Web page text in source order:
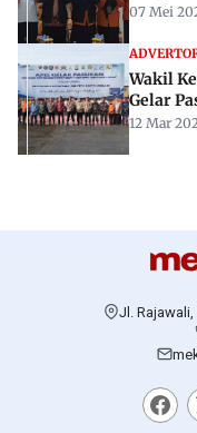
07 Mei
Wakil
Gelar
12 Mar
Jl.